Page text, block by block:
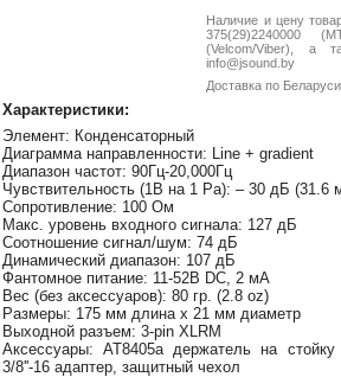
Наличие и цену
375(29)2240000
(Velcom/Viber), а
info@jsound.by
Доставка по Беларуси.
Характеристики:
Элемент: Конденсаторный
Диаграмма направленности: Line + gradient
Диапазон частот: 90Гц-20,000Гц
Чувствительность (1В на 1 Pa): – 30 дБ (31.6
Сопротивление: 100 Ом
Макс. уровень входного сигнала: 127 дБ
Соотношение сигнал/шум: 74 дБ
Динамический диапазон: 107 дБ
Фантомное питание: 11-52В DC, 2 мА
Вес (без аксессуаров): 80 гр. (2.8 oz)
Размеры: 175 мм длина x 21 мм диаметр
Выходной разъем: 3-pin XLRM
Аксессуары: AT8405a держатель на
3/8''-16 адаптер, защитный чехол